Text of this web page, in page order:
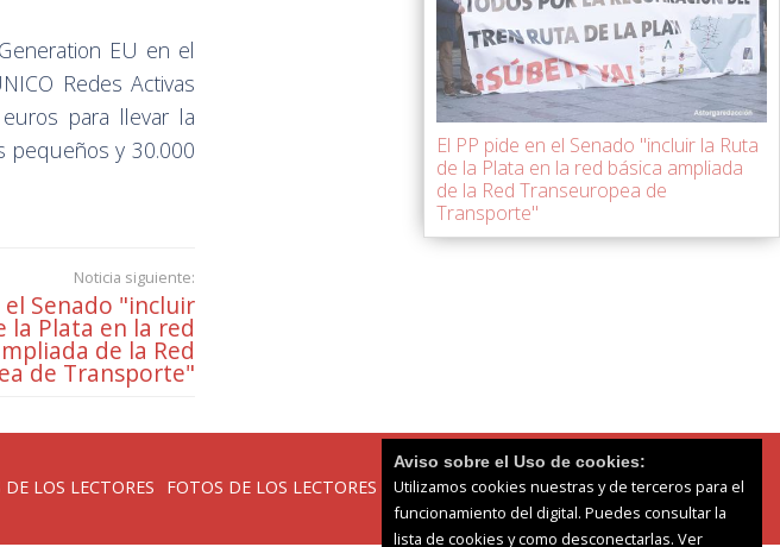
EU en el
Redes Activas
para llevar la
pequeños y 30.000
Noticia siguiente:
el Senado "incluir
la Plata en la red
de la Red
de Transporte"
El PP pide en el Senado "incluir la Ruta
de la Plata en la red básica ampliada
de la Red Transeuropea de
Transporte"
DE LOS LECTORES
FOTOS DE LOS LECTORES
Aviso sobre el Uso de cookies:
Utilizamos cookies nuestras y de terceros para el
funcionamiento del digital. Puedes consultar la
lista de cookies y como desconectarlas. Ver